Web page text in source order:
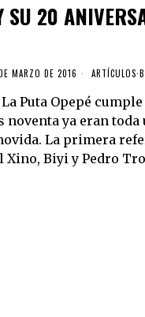
SU 20
MARZO DE 2016 ARTÍCULOS·
Puta Opepé
noventa ya eran
La primera
Biyi y Pedro